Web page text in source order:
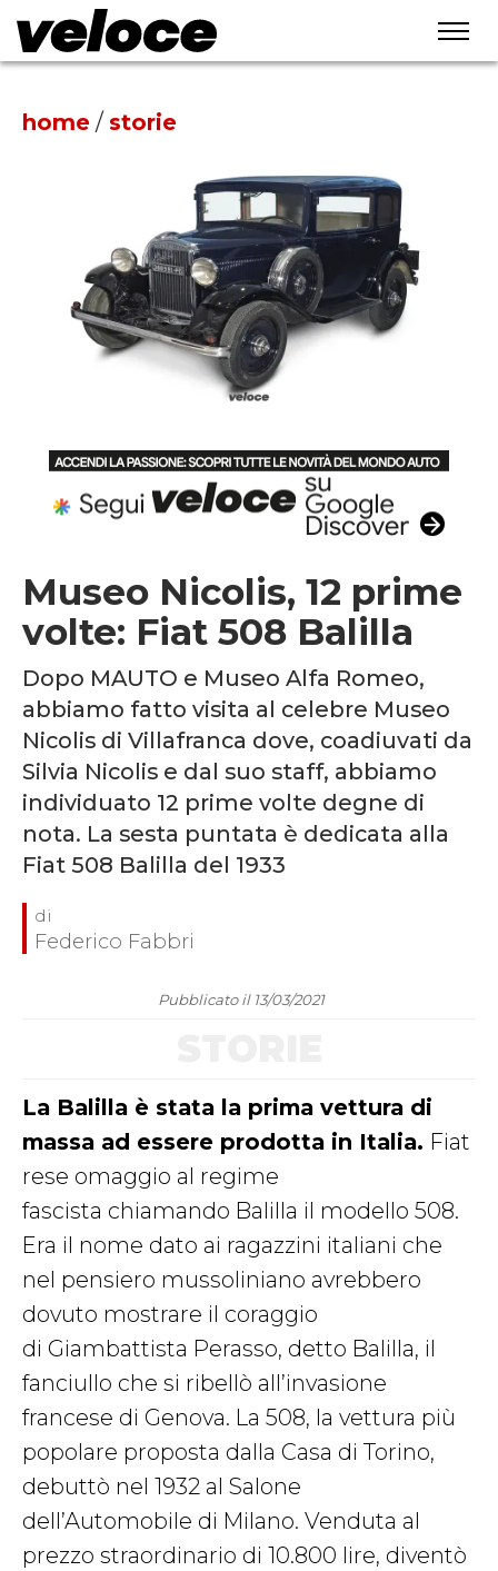
home / storie
Museo Nicolis, 12 prime
volte: Fiat 508 Balilla
Dopo MAUTO e Museo Alfa Romeo,
abbiamo fatto visita al celebre Museo
Nicolis di Villafranca dove, coadiuvati da
Silvia Nicolis e dal suo staff, abbiamo
individuato 12 prime volte degne di
nota. La sesta puntata è dedicata alla
Fiat 508 Balilla del 1933
Federico Fabbri
Pubblicato il 13/03/2021
La Balilla è stata la prima vettura di
massa ad essere prodotta in Italia. Fiat
rese omaggio al regime
fascista chiamando Balilla il modello 508.
Era il nome dato ai ragazzini italiani che
nel pensiero mussoliniano avrebbero
dovuto mostrare il coraggio
di Giambattista Perasso, detto Balilla, il
fanciullo che si ribellò all’invasione
francese di Genova. La 508, la vettura più
popolare proposta dalla Casa di Torino,
debuttò nel 1932 al Salone
dell’Automobile di Milano. Venduta al
prezzo straordinario di 10.800 lire, diventò